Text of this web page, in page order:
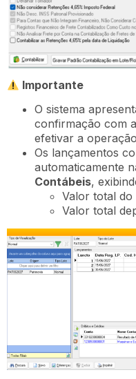
Importante
O sistema
confirmação com a
efetivar a
Os lançamentos
automaticamente
Contábeis,
Valor total do
Valor total